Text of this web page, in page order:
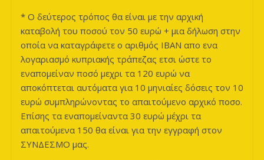
* Ο δεύτερος τρόπος θα είναι με την αρχική
καταβολή του ποσού τον 50 ευρώ + μια δήλωση στην
οποία να καταγράφετε ο αριθμός ΙΒΑΝ απο ενα
λογαριασμό κυπριακής τράπεζας ετσι ώστε το
εναπομείναν ποσό μεχρι τα 120 ευρώ να
αποκόπτεται αυτόματα για 10 μηνιαίες δόσεις τον 10
ευρώ συμπληρώνοντας το απαιτούμενο αρχικό ποσο.
Επίσης τα εναπομείναντα 30 ευρώ μέχρι τα
απαιτούμενα 150 θα είναι για την εγγραφή στον
ΣΥΝΔΕΣΜΟ μας.